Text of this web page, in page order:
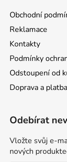
Obchodní
Reklamace
Kontakty
Podmínky
Odstoupení od
Doprava a platba
Odebírat
Vložte svůj e-
nových